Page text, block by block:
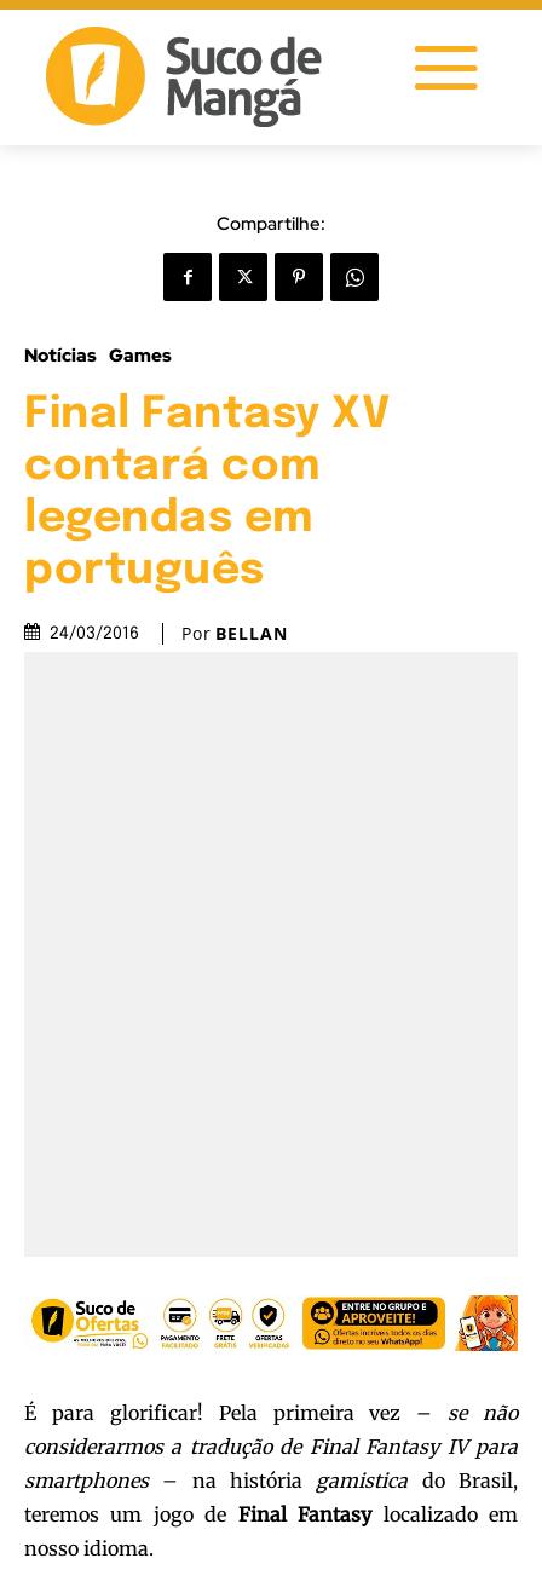
Compartilhe:
Notícias Games
Final Fantasy XV
contará com
legendas em
português
24/03/2016 Por BELLAN
É para glorificar! Pela primeira vez – se não
considerarmos a tradução de Final Fantasy IV para
smartphones– na história gamistica do Brasil,
teremos um jogo de Final Fantasylocalizado em
nosso idioma.